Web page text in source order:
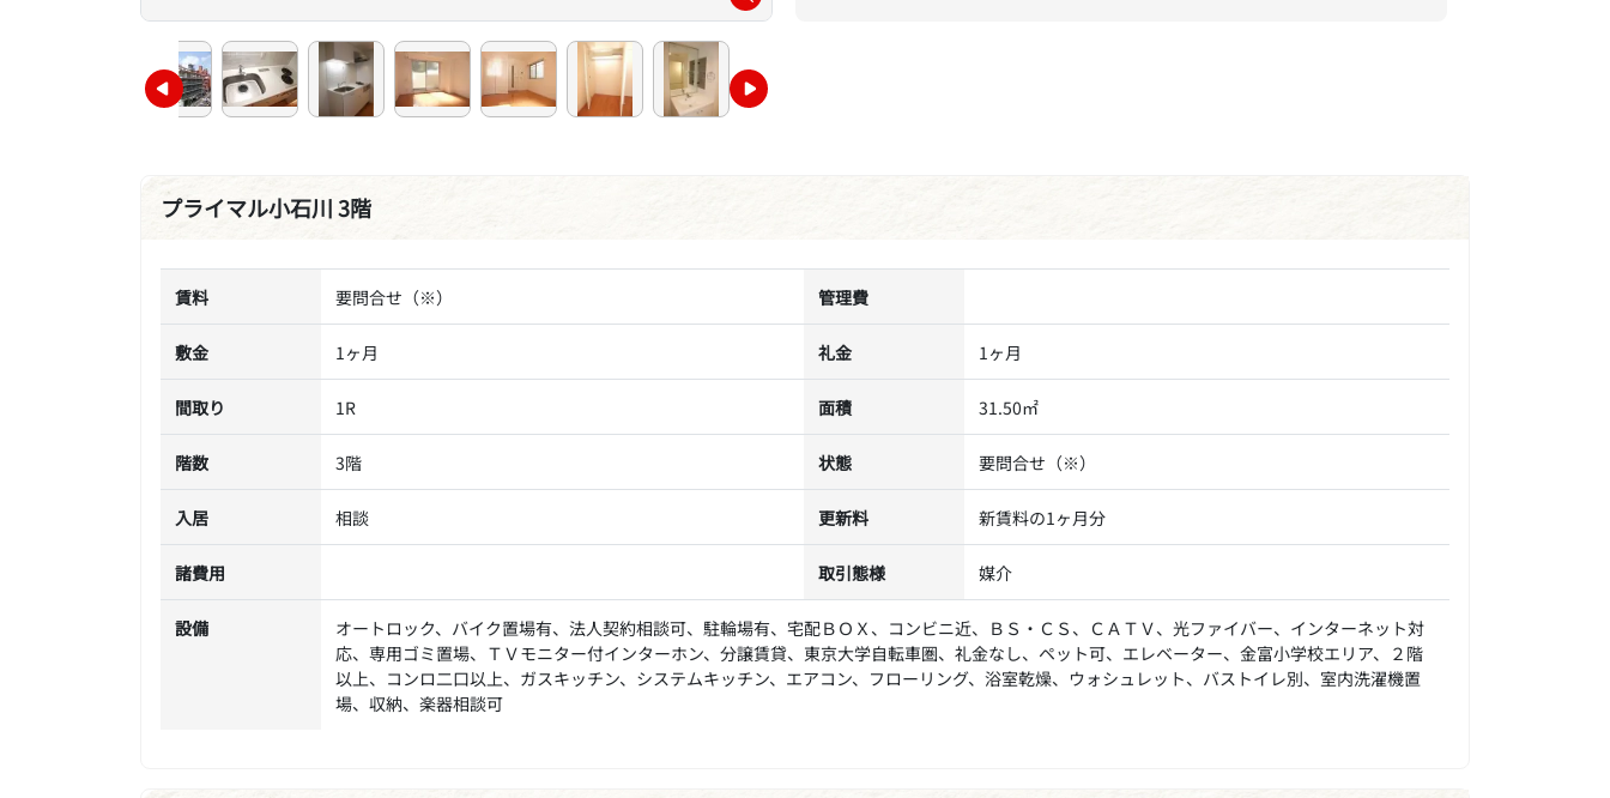
プライマル小石川 3階
賃料 要問合せ（※） 管理費
敷金 1ヶ月 礼金 1ヶ月
間取り 1R 面積 31.50㎡
階数 3階 状態 要問合せ（※）
入居 相談 更新料 新賃料の1ヶ月分
諸費用 取引態様 媒介
設備
オートロック、バイク置場有、法人契約相談可、駐輪場有、宅配ＢＯＸ、コンビニ近、ＢＳ・ＣＳ、ＣＡＴＶ、光ファイバー、インターネット対
応、専用ゴミ置場、ＴＶモニター付インターホン、分譲賃貸、東京大学自転車圏、礼金なし、ペット可、エレベーター、金富小学校エリア、２階
以上、コンロ二口以上、ガスキッチン、システムキッチン、エアコン、フローリング、浴室乾燥、ウォシュレット、バストイレ別、室内洗濯機置
場、収納、楽器相談可